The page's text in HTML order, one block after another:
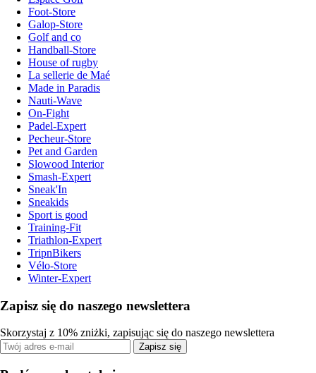
Foot-Store
Galop-Store
Golf and co
Handball-Store
House of rugby
La sellerie de Maé
Made in Paradis
Nauti-Wave
On-Fight
Padel-Expert
Pecheur-Store
Pet and Garden
Slowood Interior
Smash-Expert
Sneak'In
Sneakids
Sport is good
Training-Fit
Triathlon-Expert
TripnBikers
Vélo-Store
Winter-Expert
Zapisz się do naszego newslettera
Skorzystaj z 10% zniżki, zapisując się do naszego newslettera
Zapisz się